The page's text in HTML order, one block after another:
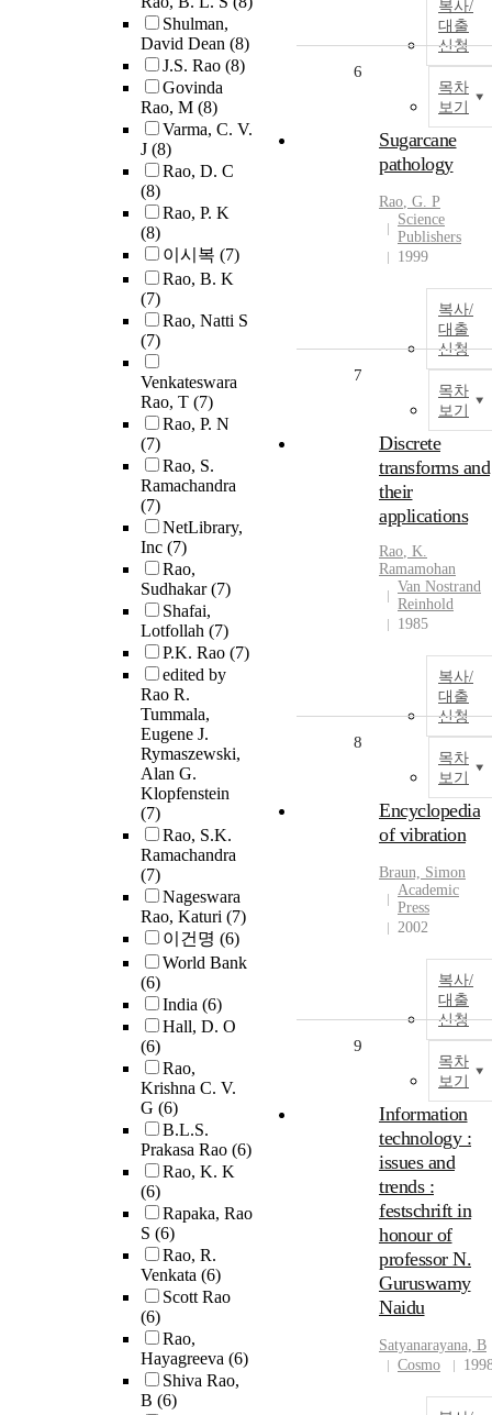
Shulman,
David Dean (8)
J.S. Rao (8)
Govinda
Rao, M (8)
Varma, C. V.
J (8)
Rao, D. C
(8)
Rao, P. K
(8)
이시복 (7)
Rao, B. K
(7)
Rao, Natti S
(7)
Venkateswara
Rao, T (7)
Rao, P. N
(7)
Rao, S.
Ramachandra
(7)
NetLibrary,
Inc (7)
Rao,
Sudhakar(7)
Shafai,
Lotfollah (7)
P.K. Rao (7)
edited by
Rao R.
Tummala,
Eugene J.
Rymaszewski,
Alan G.
Klopfenstein
(7)
Rao, S.K.
Ramachandra
(7)
Nageswara
Rao, Katuri (7)
이건명 (6)
World Bank
(6)
India (6)
Hall, D. O
(6)
Rao,
Krishna C. V.
G (6)
B.L.S.
Prakasa Rao (6)
Rao, K. K
(6)
Rapaka, Rao
S (6)
Rao, R.
Venkata (6)
Scott Rao
(6)
Rao,
Hayagreeva (6)
Shiva Rao,
B (6)
복사/
대출
신청
목차
보기
6
Sugarcane
pathology
Rao, G. P
Science
Publishers
1999
복사/
대출
신청
목차
보기
7
Discrete
transforms and
their
applications
Rao, K.
Ramamohan
Van Nostrand
Reinhold
1985
복사/
대출
신청
목차
보기
8
Encyclopedia
of vibration
Braun, Simon
Academic
Press
2002
복사/
대출
신청
목차
보기
9
Information
technology :
issues and
trends :
festschrift in
honour of
professor N.
Guruswamy
Naidu
Satyanarayana, B
Cosmo